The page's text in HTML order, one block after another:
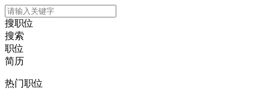
搜职位
搜索
职位
简历
热门职位